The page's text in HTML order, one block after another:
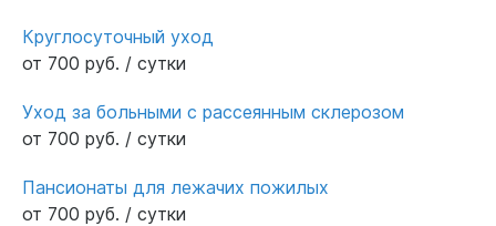
Круглосуточный уход
от 700 руб. / сутки
Уход за больными с рассеянным склерозом
от 700 руб. / сутки
Пансионаты для лежачих пожилых
от 700 руб. / сутки